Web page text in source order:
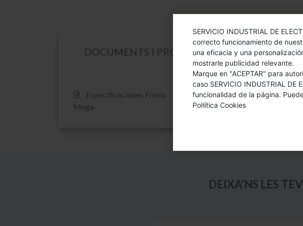
DOCUMENTS I PROGRAMARI DEL PRODUCTE
Especificaciones Frenic
Mega
DEIXA'NS LES
SERVICIO INDUSTRIAL DE
correcto funcionamiento de
una eficacia y una
mostrarle publicidad relevante.
Marque en "ACEPTAR" para
caso SERVICIO INDUSTRIAL DE
funcionalidad de la página.
Pol·lítica Cookies